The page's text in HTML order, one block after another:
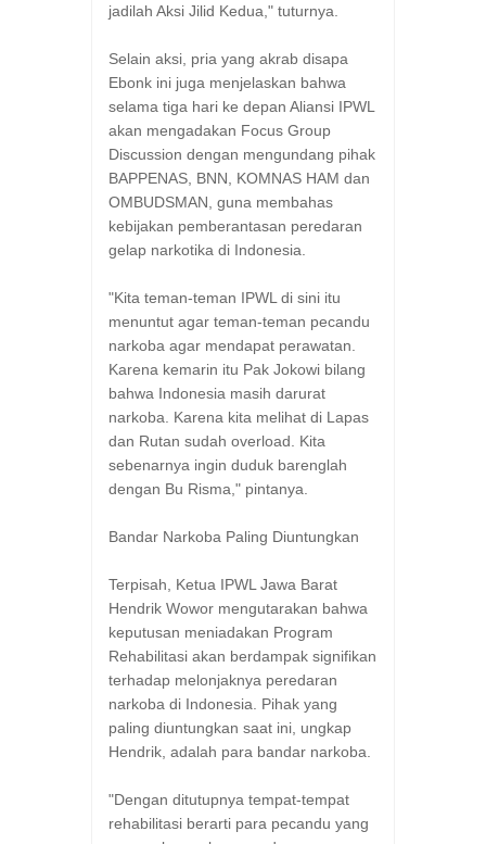
jadilah Aksi Jilid Kedua," tuturnya.
Selain aksi, pria yang akrab disapa
Ebonk ini juga menjelaskan bahwa
selama tiga hari ke depan Aliansi IPWL
akan mengadakan Focus Group
Discussion dengan mengundang pihak
BAPPENAS, BNN, KOMNAS HAM dan
OMBUDSMAN, guna membahas
kebijakan pemberantasan peredaran
gelap narkotika di Indonesia.
"Kita teman-teman IPWL di sini itu
menuntut agar teman-teman pecandu
narkoba agar mendapat perawatan.
Karena kemarin itu Pak Jokowi bilang
bahwa Indonesia masih darurat
narkoba. Karena kita melihat di Lapas
dan Rutan sudah overload. Kita
sebenarnya ingin duduk barenglah
dengan Bu Risma," pintanya.
Bandar Narkoba Paling Diuntungkan
Terpisah, Ketua IPWL Jawa Barat
Hendrik Wowor mengutarakan bahwa
keputusan meniadakan Program
Rehabilitasi akan berdampak signifikan
terhadap melonjaknya peredaran
narkoba di Indonesia. Pihak yang
paling diuntungkan saat ini, ungkap
Hendrik, adalah para bandar narkoba.
"Dengan ditutupnya tempat-tempat
rehabilitasi berarti para pecandu yang